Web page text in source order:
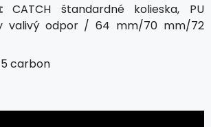
CATCH štandardné kolieska, PU
valivý odpor / 64 mm/70 mm/72
5 carbon